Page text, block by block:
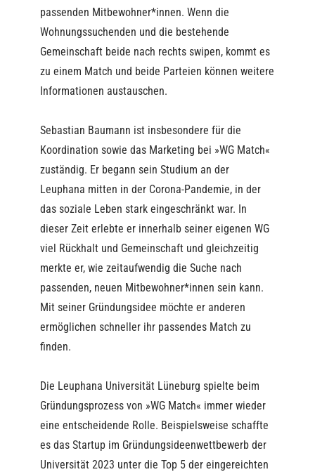
passenden Mitbewohner*innen. Wenn die
Wohnungssuchenden und die bestehende
Gemeinschaft beide nach rechts swipen, kommt es
zu einem Match und beide Parteien können weitere
Informationen austauschen.
Sebastian Baumann ist insbesondere für die
Koordination sowie das Marketing bei »WG Match«
zuständig. Er begann sein Studium an der
Leuphana mitten in der Corona-Pandemie, in der
das soziale Leben stark eingeschränkt war. In
dieser Zeit erlebte er innerhalb seiner eigenen WG
viel Rückhalt und Gemeinschaft und gleichzeitig
merkte er, wie zeitaufwendig die Suche nach
passenden, neuen Mitbewohner*innen sein kann.
Mit seiner Gründungsidee möchte er anderen
ermöglichen schneller ihr passendes Match zu
finden.
Die Leuphana Universität Lüneburg spielte beim
Gründungsprozess von »WG Match« immer wieder
eine entscheidende Rolle. Beispielsweise schaffte
es das Startup im Gründungsideenwettbewerb der
Universität 2023 unter die Top 5 der eingereichten